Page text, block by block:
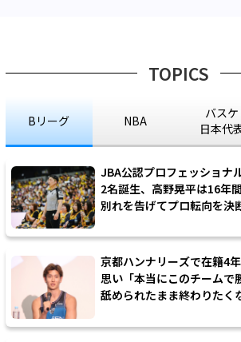
TOPICS
Bリーグ NBA
バスケ
日本代
JBA公認プロフェッショナ
2名誕生、高野晃平は16年
別れを告げてプロ転向を決
京都ハンナリーズで在籍4
思い「本当にこのチームで
舐められたまま終わりたく